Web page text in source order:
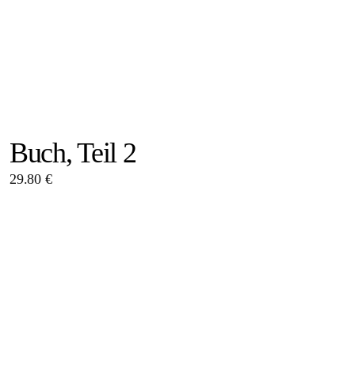
Buch, Teil 2
29.80 €